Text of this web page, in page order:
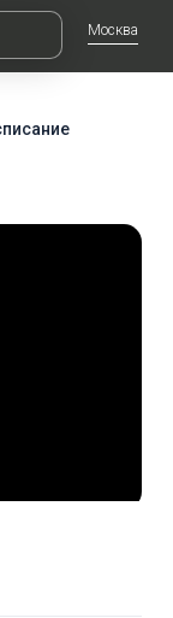
Москва